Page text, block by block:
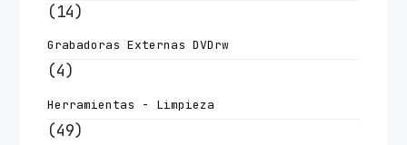
(14)
Grabadoras Externas DVDrw
(4)
Herramientas - Limpieza
(49)